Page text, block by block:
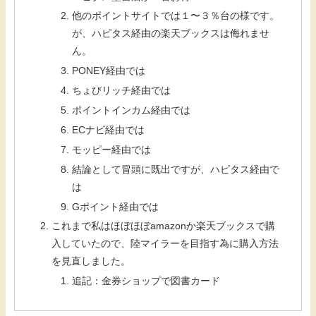
他のポイントサイトでは１〜３％台の様です。
が、ハピタス経由の楽天ブックスは侮れませ
ん。
PONEY経由では
ちょびリッチ経由では
ポイントインカム経由では
ECナビ経由では
モッピー経由では
結論として冒頭に既出ですが、ハピタス経由で
は
Gポイント経由では
これまで私はほぼほぼamazonか楽天ブックスで購
入していたので、陸マイラーを目指す為に購入方法
を見直しました。
追記：金券ショップで図書カード